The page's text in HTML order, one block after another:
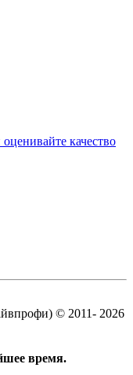
© 2011- 2026
время.